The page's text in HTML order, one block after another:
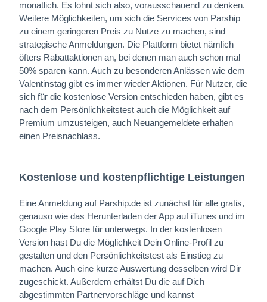
monatlich. Es lohnt sich also, vorausschauend zu denken.
Weitere Möglichkeiten, um sich die Services von Parship
zu einem geringeren Preis zu Nutze zu machen, sind
strategische Anmeldungen. Die Plattform bietet nämlich
öfters Rabattaktionen an, bei denen man auch schon mal
50% sparen kann. Auch zu besonderen Anlässen wie dem
Valentinstag gibt es immer wieder Aktionen. Für Nutzer, die
sich für die kostenlose Version entschieden haben, gibt es
nach dem Persönlichkeitstest auch die Möglichkeit auf
Premium umzusteigen, auch Neuangemeldete erhalten
einen Preisnachlass.
Kostenlose und kostenpflichtige Leistungen
Eine Anmeldung auf Parship.de ist zunächst für alle gratis,
genauso wie das Herunterladen der App auf iTunes und im
Google Play Store für unterwegs. In der kostenlosen
Version hast Du die Möglichkeit Dein Online-Profil zu
gestalten und den Persönlichkeitstest als Einstieg zu
machen. Auch eine kurze Auswertung desselben wird Dir
zugeschickt. Außerdem erhältst Du die auf Dich
abgestimmten Partnervorschläge und kannst